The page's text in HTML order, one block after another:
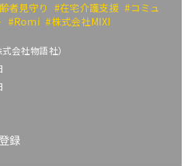
者見守り #在宅介護支援#コミュ
#Romi#株式会社MIXI
会社物語社）
録